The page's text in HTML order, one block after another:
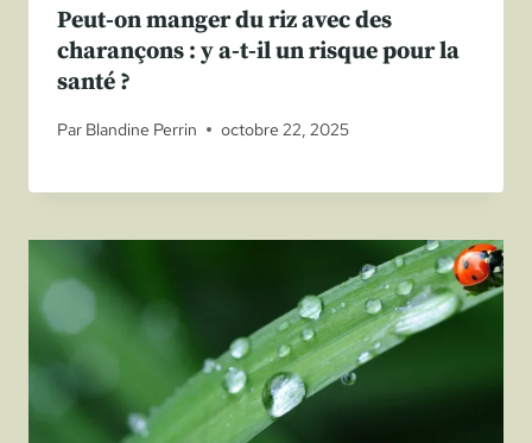
Peut-on manger du riz avec des
charançons : y a-t-il un risque pour la
santé ?
Par Blandine Perrin octobre 22, 2025